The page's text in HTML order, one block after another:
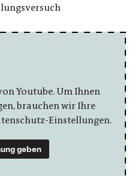
Youtube. Um Ihnen
brauchen wir Ihre
Einstellungen.
geben